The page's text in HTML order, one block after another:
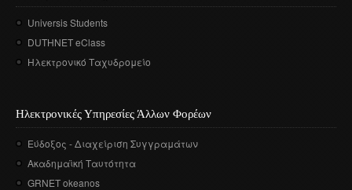
Universis Students
DUTHNET eClass
Ηλεκτρονικό Ταχυδρομείο
Ηλεκτρονικές Υπηρεσίες Άλλων Φορέων
Εύδοξος - Διαχείριση Συγγραμάτων
Ακαδημαϊκή Ταυτότητα
GRNET okeanos